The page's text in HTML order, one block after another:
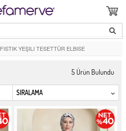
FISTIK YEŞILI TESETTÜR ELBISE
5 Ürün Bulundu